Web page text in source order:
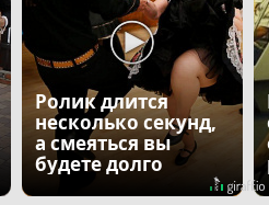
Ролик длится
несколько секунд,
а смеяться вы
будете долго